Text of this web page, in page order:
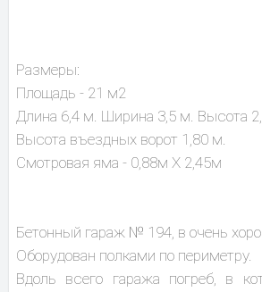
Размеры:
Площадь - 21 м2
Длина 6,4 м. Ширина 3,5 м. Высота
Высота въездных ворот 1,80 м.
Смотровая яма - 0,88м Х 2,45м
Бетонный гараж № 194, в очень
Оборудован полками по периметру.
Вдоль всего гаража погреб, в